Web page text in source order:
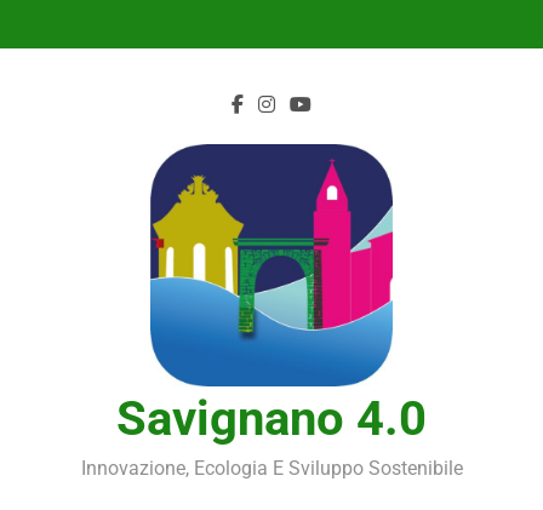
Savignano 4.0
Innovazione, Ecologia E Sviluppo Sostenibile